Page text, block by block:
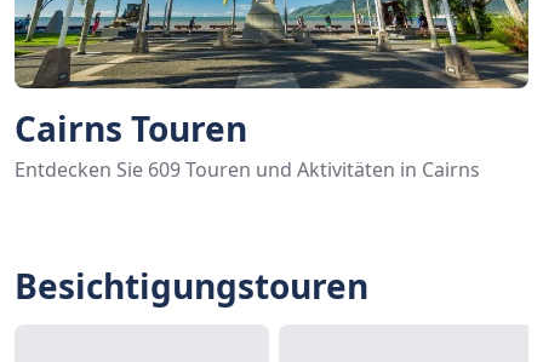
Cairns Touren
Entdecken Sie 609 Touren und Aktivitäten in Cairns
Besichtigungstouren